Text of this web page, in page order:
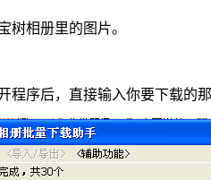
树相册里的图片。
程序后，直接输入你要下载的